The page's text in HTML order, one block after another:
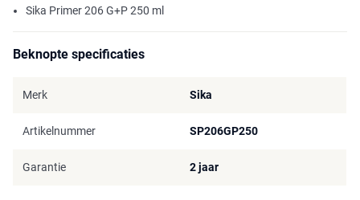
Sika Primer 206 G+P 250 ml
Beknopte specificaties
Merk Sika
Artikelnummer SP206GP250
Garantie 2 jaar